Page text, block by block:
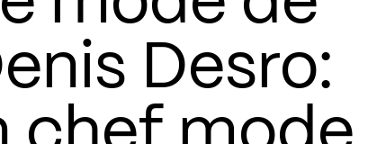
Desro: